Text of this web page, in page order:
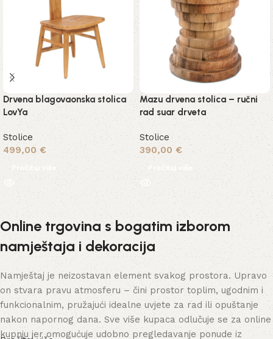
Drvena blagovaonska stolica
LovYa
Stolice
499,00 €
Pročitaj više
Mazu drvena stolica – ručni
rad suar drveta
Stolice
390,00 €
Pročitaj više
Online trgovina s bogatim izborom
namještaja i dekoracija
Namještaj je neizostavan element svakog prostora. Upravo
on stvara pravu atmosferu – čini prostor toplim, ugodnim i
funkcionalnim, pružajući idealne uvjete za rad ili opuštanje
nakon napornog dana. Sve više kupaca odlučuje se za online
kupnju jer omogućuje udobno pregledavanje ponude iz